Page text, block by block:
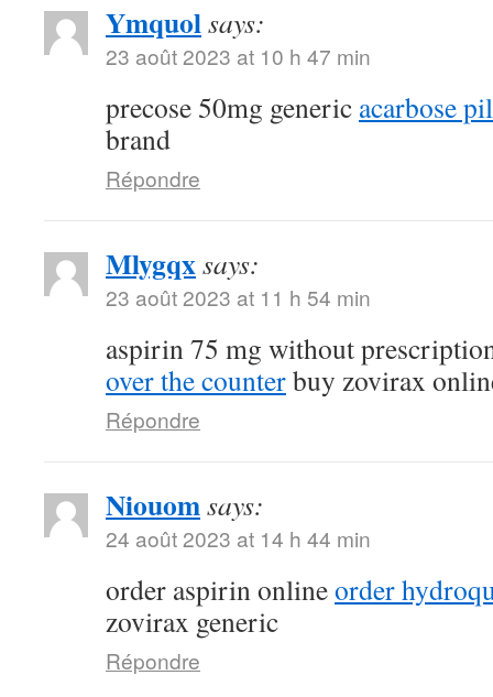
Ymquolsays:
23 août 2023 at 10 h 47 min
precose 50mg generic acarbose
brand
Répondre
Mlygqxsays:
23 août 2023 at 11 h 54 min
aspirin 75 mg without
over the counterbuy zovirax
Répondre
Niouomsays:
24 août 2023 at 14 h 44 min
order aspirin onlineorder
zovirax generic
Répondre